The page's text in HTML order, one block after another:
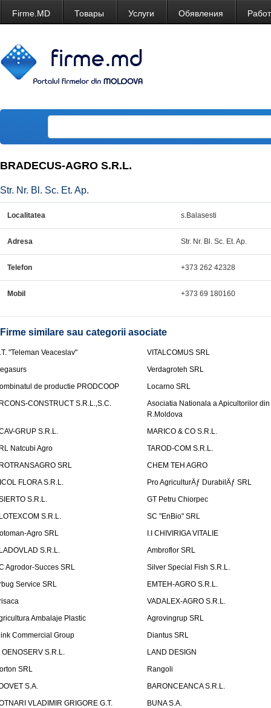
Firme.MD Товары Услуги Обявления
BRADECUS-AGRO S.R.L.
Str. Nr. Bl. Sc. Et. Ap.
Localitatea s.Balasesti
Adresa Str. Nr. Bl. Sc. Et. Ap.
Telefon +373 262 42328
Mobil +373 69 180160
Firme similare sau categorii asociate
"Teleman Veaceslav"
VITALCOMUS SRL
Verdagroteh SRL
de productie PRODCOOP
Locarno SRL
CONSTRUCT S.R.L.,S.C.
Asociatia Nationala a Apicultorilor din
R.Moldova
GRUP S.R.L.
MARICO & CO S.R.L.
Natcubi Agro
TAROD-COM S.R.L.
SRL
CHEM TEH AGRO
FLORA S.R.L.
Pro AgriculturÄƒ DurabilÄƒ SRL
S.R.L.
GT Petru Chiorpec
S.R.L.
SC "EnBio" SRL
Agro SRL
I.I CHIVIRIGA VITALIE
S.R.L.
Ambroflor SRL
Agrodor-Succes SRL
Silver Special Fish S.R.L.
Service SRL
EMTEH-AGRO S.R.L.
VADALEX-AGRO S.R.L.
Ambalaje Plastic
Agrovingrup SRL
Commercial Group
Diantus SRL
OENOSERV S.R.L.
LAND DESIGN
SRL
Rangoli
S.A.
BARONCEANCA S.R.L.
VLADIMIR GRIGORE G.T.
BUNA S.A.